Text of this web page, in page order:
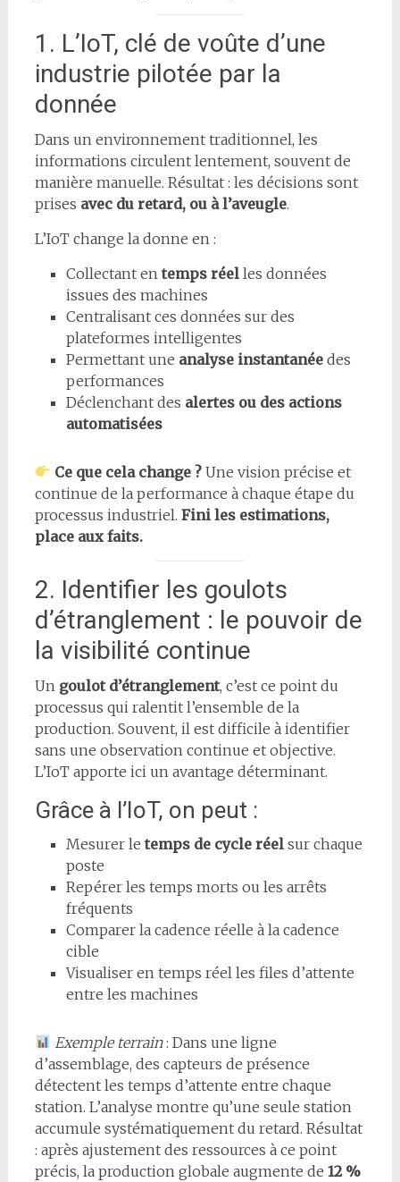
1. L’IoT, clé de voûte d’une
industrie pilotée par la
donnée
Dans un environnement traditionnel, les
informations circulent lentement, souvent de
manière manuelle. Résultat : les décisions sont
prises avec du retard, ou à l’aveugle.
L’IoT change la donne en :
Collectant entemps réelles données
issues des machines
Centralisant ces données sur des
plateformes intelligentes
Permettant une analyse instantanéedes
performances
Déclenchant des alertes ou des actions
automatisées
Ce que cela change ? Une vision précise et
continue de la performance à chaque étape du
processus industriel. Fini les estimations,
place aux faits.
2. Identifier les goulots
d’étranglement : le pouvoir de
la visibilité continue
Un goulot d’étranglement, c’est ce point du
processus qui ralentit l’ensemble de la
production. Souvent, il est difficile à identifier
sans une observation continue et objective.
L’IoT apporte ici un avantage déterminant.
Grâce à l’IoT, on peut :
Mesurer letemps de cycle réelsur chaque
poste
Repérer les temps morts ou les arrêts
fréquents
Comparer la cadence réelle à la cadence
cible
Visualiser en temps réel les files d’attente
entre les machines
Exemple terrain: Dans une ligne
d’assemblage, des capteurs de présence
détectent les temps d’attente entre chaque
station. L’analyse montre qu’une seule station
accumule systématiquement du retard. Résultat
: après ajustement des ressources à ce point
précis, la production globale augmente de 12 %